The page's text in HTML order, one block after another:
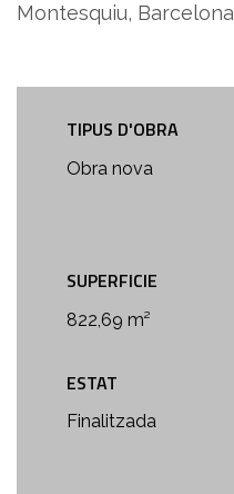
Montesquiu, Barcelona
TIPUS D'OBRA
Obra nova
SUPERFICIE
822,69 m²
ESTAT
Finalitzada